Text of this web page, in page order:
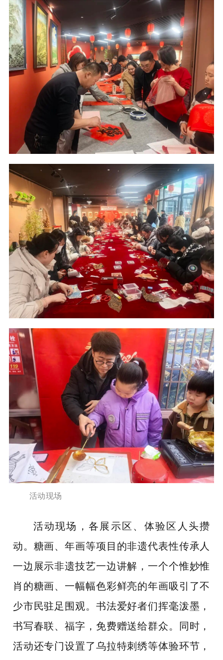
活动现场
活动现场，各展示区、体验区人头攒
动。糖画、年画等项目的非遗代表性传承人
一边展示非遗技艺一边讲解，一个个惟妙惟
肖的糖画、 一幅幅色彩鲜亮的年画吸引了不
少市民驻足围观。 书法爱好者们挥毫泼墨，
书写春联、福字 ，免费赠送给群众。同时，
活动还专门设置了乌拉特刺绣等体验环节，